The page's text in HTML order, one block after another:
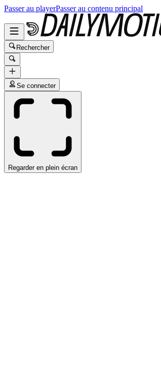
Passer au playerPasser au contenu principal
Rechercher
Se connecter
Regarder en plein écran